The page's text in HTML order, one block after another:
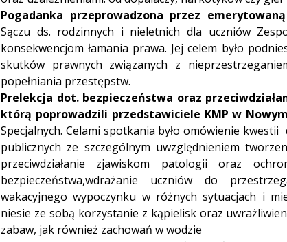
Pogadanka przeprowadzona przez
Sączu ds. rodzinnych i nieletnich dla uczniów
konsekwencjom łamania prawa. Jej celem było
skutków prawnych związanych z
popełniania przestępstw.
Prelekcja dot. bezpieczeństwa oraz
którą poprowadzili przedstawiciele KMP w
Specjalnych. Celami spotkania było omówienie kwestii
publicznych ze szczególnym uwzględnieniem
przeciwdziałanie zjawiskom patologii oraz
bezpieczeństwa,wdrażanie uczniów do
wakacyjnego wypoczynku w różnych sytuacjach i
niesie ze sobą korzystanie z kąpielisk oraz
zabaw, jak również zachowań w wodzie